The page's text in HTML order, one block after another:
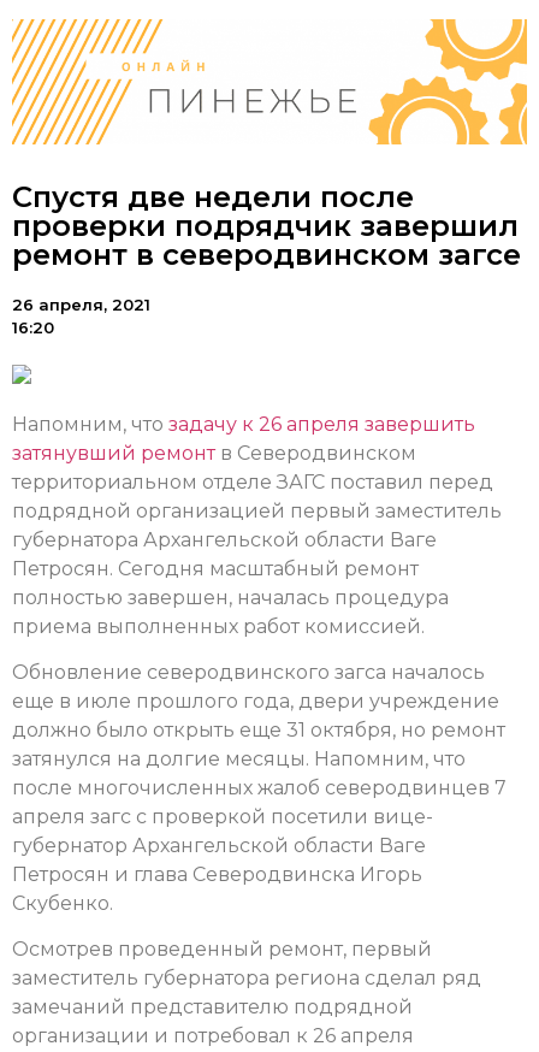
Спустя две недели после
проверки подрядчик завершил
ремонт в северодвинском загсе
26 апреля, 2021
16:20
Напомним, что задачу к 26 апреля завершить
затянувший ремонтв Северодвинском
территориальном отделе ЗАГС поставил перед
подрядной организацией первый заместитель
губернатора Архангельской области Ваге
Петросян. Сегодня масштабный ремонт
полностью завершен, началась процедура
приема выполненных работ комиссией.
Обновление северодвинского загса началось
еще в июле прошлого года, двери учреждение
должно было открыть еще 31 октября, но ремонт
затянулся на долгие месяцы. Напомним, что
после многочисленных жалоб северодвинцев 7
апреля загс с проверкой посетили вице-
губернатор Архангельской области Ваге
Петросян и глава Северодвинска Игорь
Скубенко.
Осмотрев проведенный ремонт, первый
заместитель губернатора региона сделал ряд
замечаний представителю подрядной
организации и потребовал к 26 апреля